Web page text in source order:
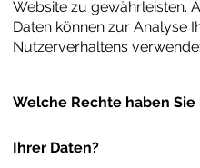
Website zu gewährleisten.
Daten können zur Analyse
Nutzerverhaltens
Welche Rechte haben
Ihrer Daten?